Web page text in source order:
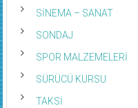
SİNEMA – SANAT
SONDAJ
SPOR MALZEMELERİ
SÜRÜCÜ KURSU
TAKSİ